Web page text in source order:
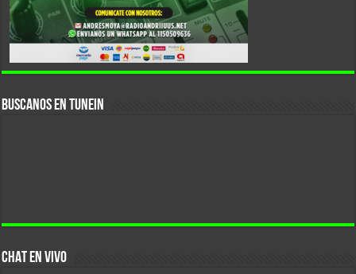
Buscanos En Tunein
CHAT EN VIVO